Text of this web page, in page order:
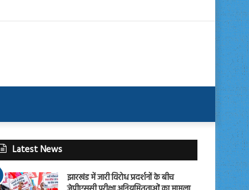
Latest News
झारखंड में जारी विरोध प्रदर्शनों के बीच